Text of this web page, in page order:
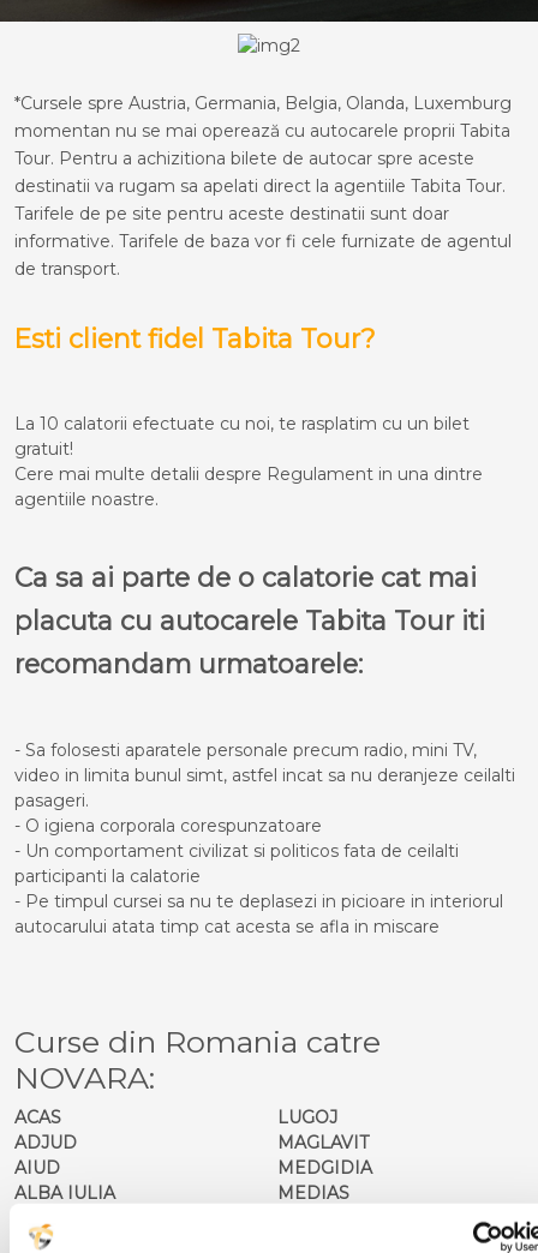
*Cursele spre Austria, Germania, Belgia, Olanda, Luxemburg
momentan nu se mai operează cu autocarele proprii Tabita
Tour. Pentru a achizitiona bilete de autocar spre aceste
destinatii va rugam sa apelati direct la agentiile Tabita Tour.
Tarifele de pe site pentru aceste destinatii sunt doar
informative. Tarifele de baza vor fi cele furnizate de agentul
de transport.
Esti client fidel Tabita Tour?
La 10 calatorii efectuate cu noi, te rasplatim cu un bilet
gratuit!
Cere mai multe detalii despre Regulament in una dintre
agentiile noastre.
Ca sa ai parte de o calatorie cat mai
placuta cu autocarele Tabita Tour iti
recomandam urmatoarele:
- Sa folosesti aparatele personale precum radio, mini TV,
video in limita bunul simt, astfel incat sa nu deranjeze ceilalti
pasageri.
- O igiena corporala corespunzatoare
- Un comportament civilizat si politicos fata de ceilalti
participanti la calatorie
- Pe timpul cursei sa nu te deplasezi in picioare in interiorul
autocarului atata timp cat acesta se afla in miscare
Curse din Romania catre
NOVARA:
ACAS
ADJUD
AIUD
ALBA IULIA
ALESD
ALEXANDRIA
LUGOJ
MAGLAVIT
MEDGIDIA
MEDIAS